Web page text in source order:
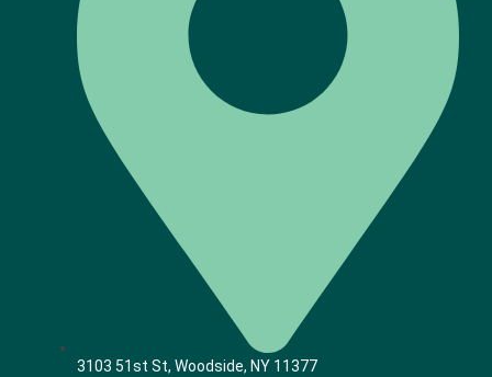
3103 51st St, Woodside, NY 11377